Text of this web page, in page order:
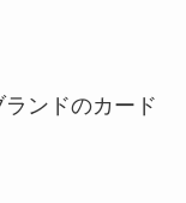
ンドのカード